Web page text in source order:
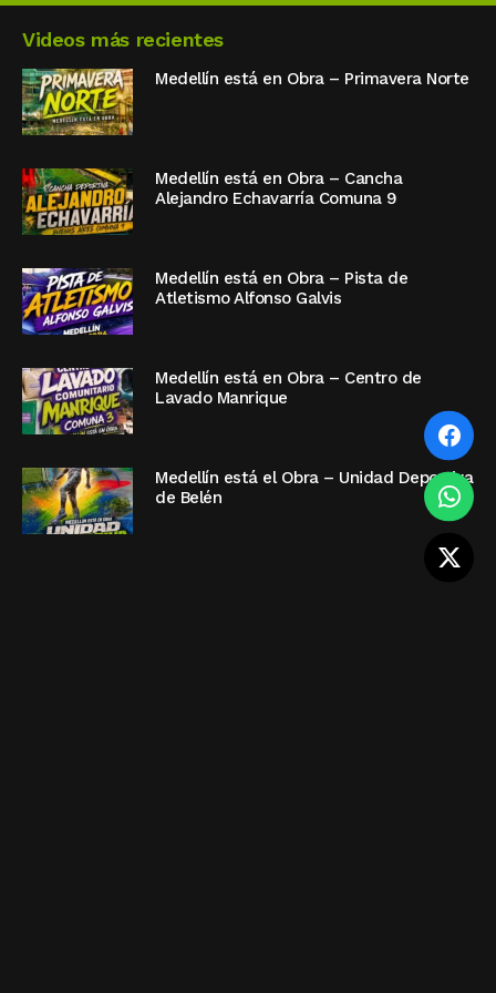
Videos más recientes
Medellín está en Obra – Primavera Norte
Medellín está en Obra – Cancha
Alejandro Echavarría Comuna 9
Medellín está en Obra – Pista de
Atletismo Alfonso Galvis
Medellín está en Obra – Centro de
Lavado Manrique
Medellín está el Obra – Unidad Deportiva
de Belén